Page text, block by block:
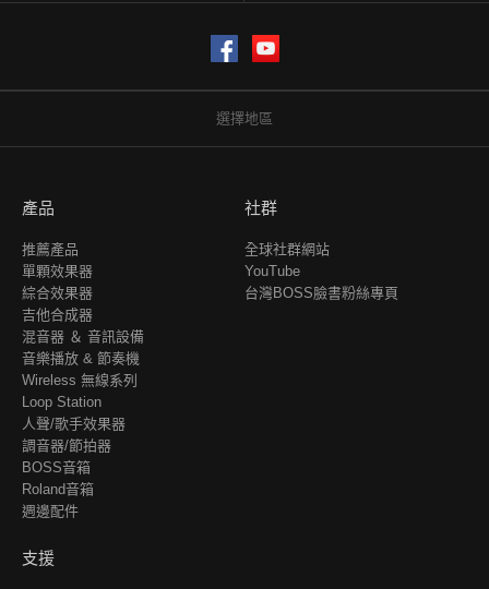
FacebookYouTube
選擇地區
產品
推薦產品
單顆效果器
綜合效果器
吉他合成器
混音器 ＆ 音訊設備
音樂播放 & 節奏機
Wireless 無線系列
Loop Station
人聲/歌手效果器
調音器/節拍器
BOSS音箱
Roland音箱
週邊配件
社群
全球社群網站
YouTube
台灣BOSS臉書粉絲專頁
支援